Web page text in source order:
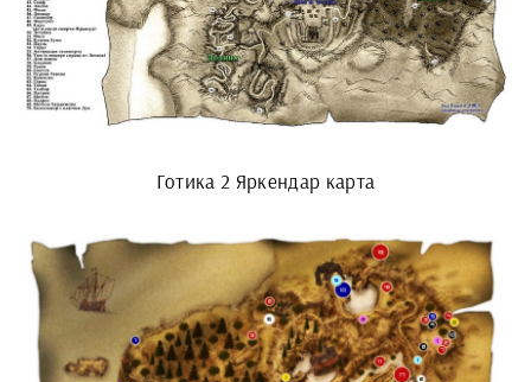
Готика 2 Яркендар карта